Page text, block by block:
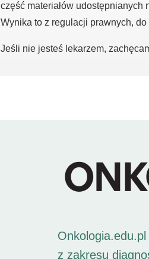
część materiałów udostępnianych
Wynika to z regulacji prawnych,
Jeśli nie jesteś lekarzem,
z zakresu